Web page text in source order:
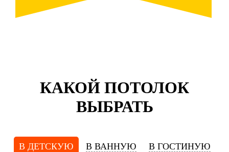
КАКОЙ ПОТОЛОК
ВЫБРАТЬ
В ДЕТСКУЮ В ВАННУЮ В ГОСТИНУЮ